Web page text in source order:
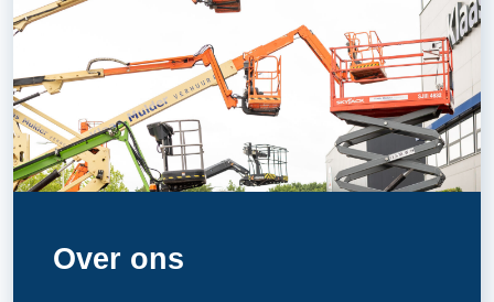
Over ons